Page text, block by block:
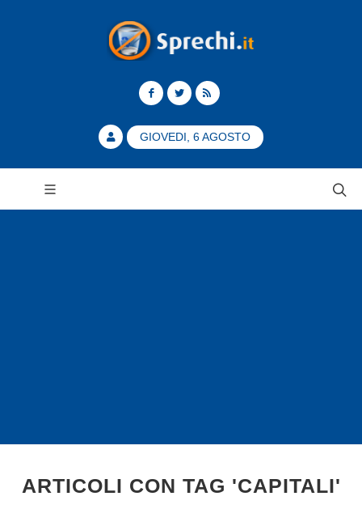
GIOVEDI, 6 AGOSTO
ARTICOLI CON TAG 'CAPITALI'